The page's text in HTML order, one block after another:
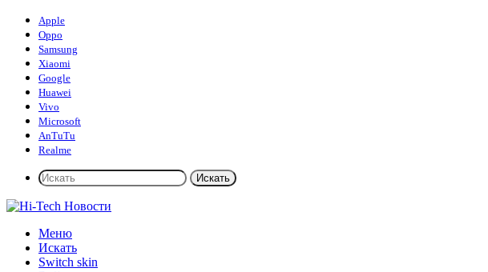
Apple
Oppo
Samsung
Xiaomi
Google
Huawei
Vivo
Microsoft
AnTuTu
Realme
Искать
Меню
Искать
Switch skin